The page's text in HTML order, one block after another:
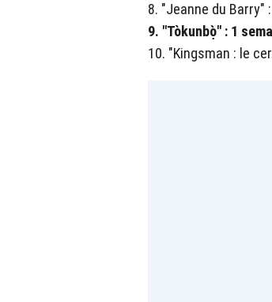
8. "Jeanne du Barry"
9. "Tòkunbọ̀" : 1
10. "Kingsman : le